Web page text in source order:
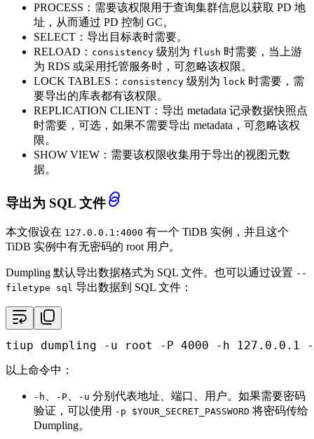
PROCESS：需要该权限用于查询集群信息以获取 PD 地
址，从而通过 PD 控制 GC。
SELECT：导出目标表时需要。
RELOAD： consistency 级别为 flush 时需要，当上游
为 RDS 或采用托管服务时，可忽略该权限。
LOCK TABLES： consistency 级别为 lock 时需要，需
要导出的库表都有该权限。
REPLICATION CLIENT：导出 metadata 记录数据快照点
时需要，可选，如果不需要导出 metadata，可忽略该权
限。
SHOW VIEW：需要该权限收集用于导出的视图元数
据。
导出为 SQL 文件
本文假设在 127.0.0.1:4000 有一个 TiDB 实例，并且这个
TiDB 实例中有无密码的 root 用户。
Dumpling 默认导出数据格式为 SQL 文件。也可以通过设置 --
filetype sql 导出数据到 SQL 文件：
tiup dumpling -u root -P 4000 -h
以上命令中：
-h 、 -P、 -u 分别代表地址、端口、用户。如果需要密码
验证，可以使用 -p $YOUR_SECRET_PASSWORD 将密码传给
Dumpling。